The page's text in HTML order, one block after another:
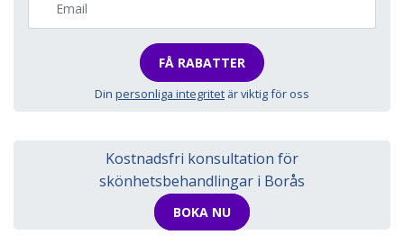
FÅ RABATTER
Din personliga integritet är viktig för oss
Kostnadsfri konsultation för
skönhetsbehandlingar i Borås
BOKA NU